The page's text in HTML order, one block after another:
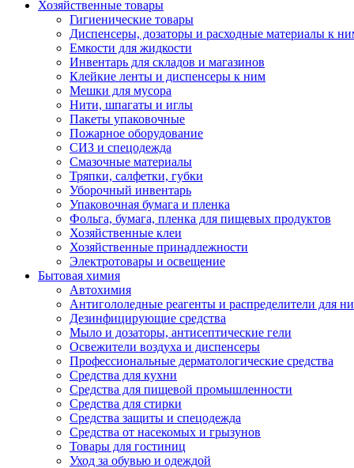
Хозяйственные товары
Гигиенические товары
Диспенсеры, дозаторы и расходные материалы к
Емкости для жидкости
Инвентарь для складов и магазинов
Клейкие ленты и диспенсеры к ним
Мешки для мусора
Нити, шпагаты и иглы
Пакеты упаковочные
Пожарное оборудование
СИЗ и спецодежда
Смазочные материалы
Тряпки, салфетки, губки
Уборочный инвентарь
Упаковочная бумага и пленка
Фольга, бумага, пленка для пищевых продуктов
Хозяйственные клеи
Хозяйственные принадлежности
Электротовары и освещение
Бытовая химия
Автохимия
Антигололедные реагенты и распределители для
Дезинфицирующие средства
Мыло и дозаторы, антисептические гели
Освежители воздуха и диспенсеры
Профессиональные дерматологические средства
Средства для кухни
Средства для пищевой промышленности
Средства для стирки
Средства защиты и спецодежда
Средства от насекомых и грызунов
Товары для гостиниц
Уход за обувью и одеждой